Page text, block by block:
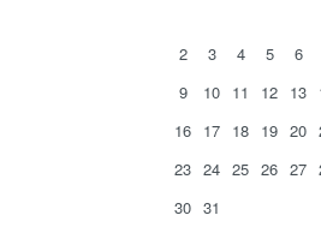
2
3 4 5 6
9
10 11 12 13
16 17 18 19 20
23 24 25 26 27
30 31